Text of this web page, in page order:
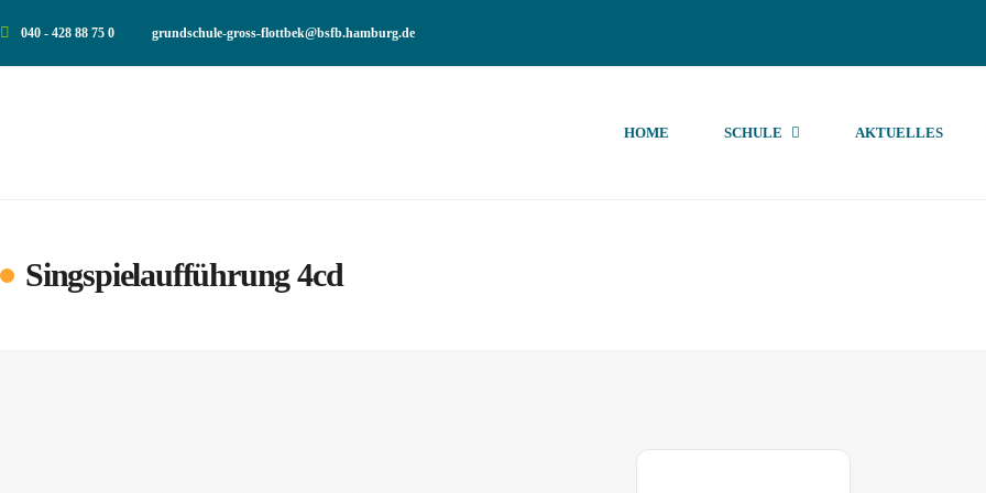
040 - 428 88 75 0 grundschule-gross-flottbek@bsfb.hamburg.de
HOME SCHULE AKTUELLES
Singspielaufführung 4cd